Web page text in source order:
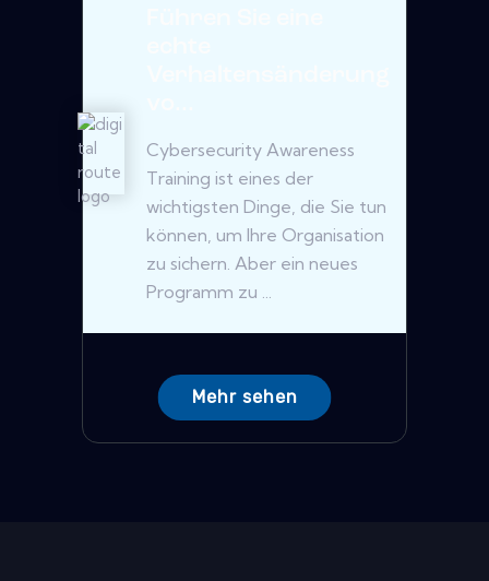
Cybersecurity Awareness
Training ist eines der
wichtigsten Dinge, die Sie tun
können, um Ihre Organisation
zu sichern. Aber ein neues
Programm zu ...
Mehr sehen